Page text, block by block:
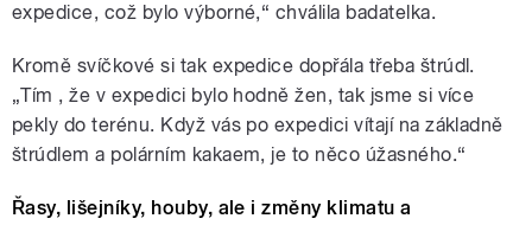
expedice, což bylo výborné,“ chválila badatelka.
Kromě svíčkové si tak expedice dopřála třeba štrúdl.
„Tím , že v expedici bylo hodně žen, tak jsme si více
pekly do terénu. Když vás po expedici vítají na základně
štrúdlem a polárním kakaem, je to něco úžasného.“
Řasy, lišejníky, houby, ale i změny klimatu a